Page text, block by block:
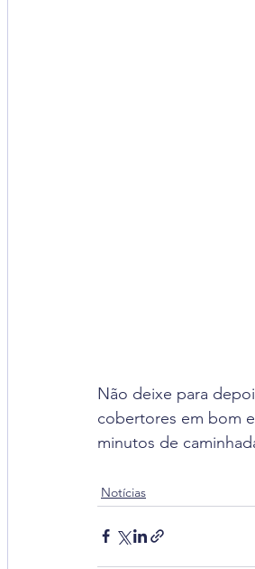
Não deixe para
cobertores em bom
minutos de
Notícias